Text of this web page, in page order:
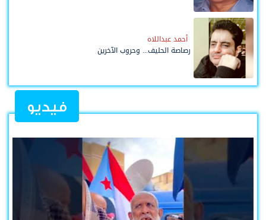
أحمد عبداللاه
رصاصة الحليف... وحروب الآخرين
فيديو